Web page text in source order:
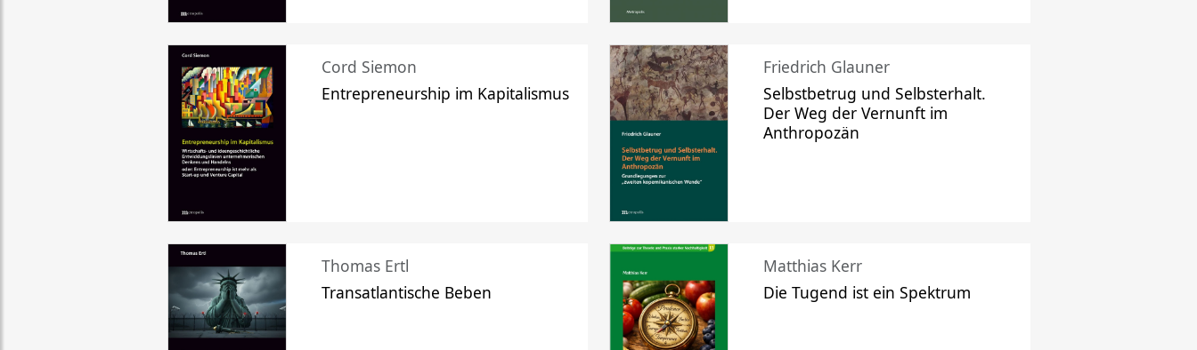
Cord Siemon
Entrepreneurship im Kapitalismus
Friedrich Glauner
Selbstbetrug und Selbsterhalt.
Der Weg der Vernunft im
Anthropozän
Thomas Ertl
Transatlantische Beben
Matthias Kerr
Die Tugend ist ein Spektrum